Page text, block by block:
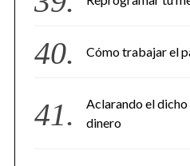
Cómo trabajar el
Aclarando el
dinero